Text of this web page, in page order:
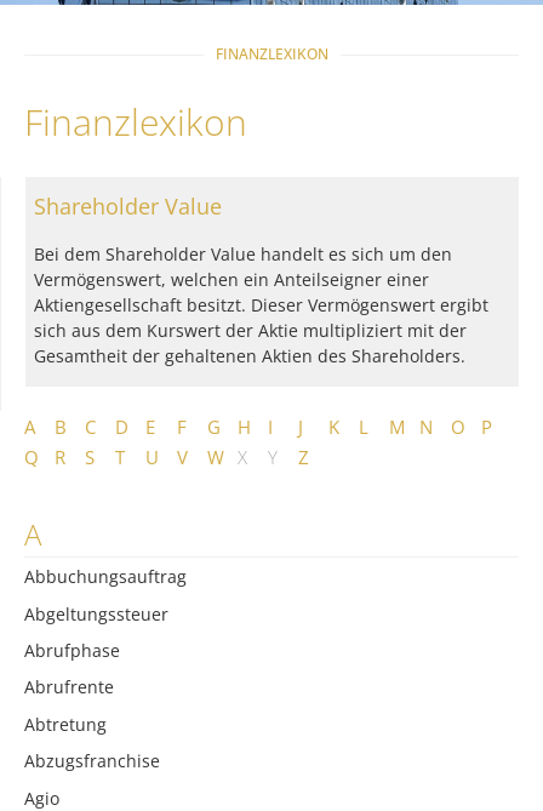
FINANZLEXIKON
Finanzlexikon
A B C D E F G H I J K L M N O
P
Q
R S T U V W X Y Z
A
Abbuchungsauftrag
Abgeltungssteuer
Abrufphase
Abrufrente
Abtretung
Abzugsfranchise
Agio
Shareholder Value
Bei dem Shareholder Value handelt es sich um den
Vermögenswert, welchen ein Anteilseigner einer
Aktiengesellschaft besitzt. Dieser Vermögenswert ergibt
sich aus dem Kurswert der Aktie multipliziert mit der
Gesamtheit der gehaltenen Aktien des Shareholders.